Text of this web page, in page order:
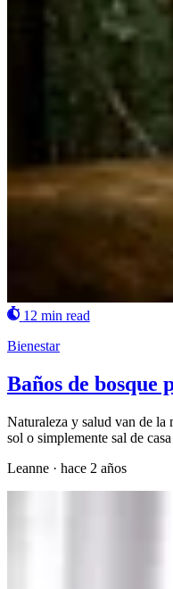
12 min read
Bienestar
Baños de bosque
Naturaleza y salud van de la
sol o simplemente sal de
Leanne · hace 2 años